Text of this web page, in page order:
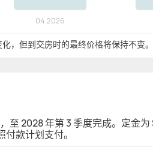
，但到交房时的最终价格将保持不变。
至 2028 年第 3 季度完成。定金
款计划支付。